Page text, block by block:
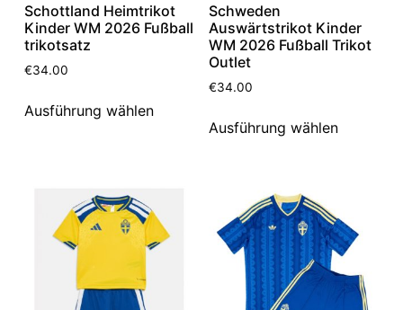
Schottland Heimtrikot
Kinder WM 2026 Fußball
trikotsatz
€34.00
Ausführung wählen
Schweden
Auswärtstrikot Kinder
WM 2026 Fußball Trikot
Outlet
€34.00
Ausführung wählen